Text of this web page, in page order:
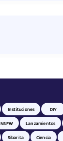
Instituciones DIY
NSFW Lanzamientos
Sibarita Ciencia